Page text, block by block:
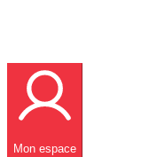
Mon espace